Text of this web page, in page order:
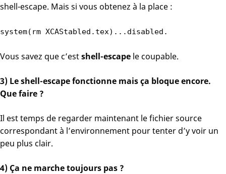
shell-escape. Mais si vous obtenez à la place :
system(rm XCAStabled.tex)...disabled.
Vous savez que c’estshell-escape le coupable.
3) Le shell-escape fonctionne mais ça bloque encore.
Que faire ?
Il est temps de regarder maintenant le fichier source
correspondant à l’environnement pour tenter d’y voir un
peu plus clair.
4) Ça ne marche toujours pas ?